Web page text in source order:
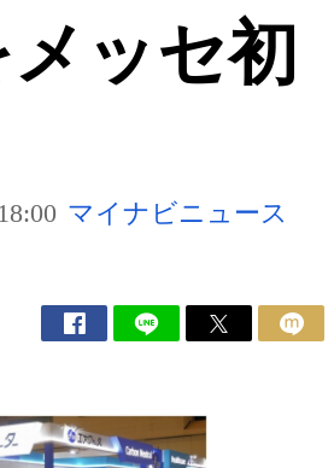
ッセ初
マイナビニュース